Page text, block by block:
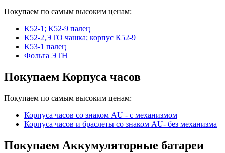
Покупаем по самым высоким ценам:
К52-1; К52-9 палец
К52-2,ЭТО чашка; корпус К52-9
К53-1 палец
Фольга ЭТН
Покупаем Корпуса часов
Покупаем по самым высоким ценам:
Корпуса часов cо знаком AU - с механизмом
Корпуса часов и браслеты со знаком AU- без механизма
Покупаем Аккумуляторные батареи